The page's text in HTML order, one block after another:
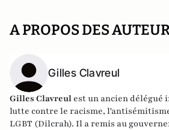
A PROPOS DES
Gilles Clavreul
Gilles Clavreul est un ancien
lutte contre le racisme,
LGBT (Dilcrah). Il a remis au